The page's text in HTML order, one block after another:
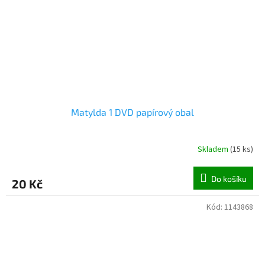
Matylda 1 DVD papírový obal
Skladem (15 ks)
20 Kč Do košíku
Kód: 1143868